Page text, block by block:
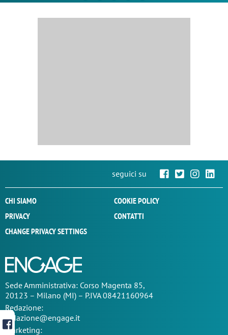
seguici su
CHI SIAMO
COOKIE POLICY
PRIVACY
CONTATTI
CHANGE PRIVACY SETTINGS
SedeAmministrativa: Corso Magenta 85,
20123 – Milano (MI) – P.IVA 08421160964
Redazione:
redazione@engage.it
Marketing: